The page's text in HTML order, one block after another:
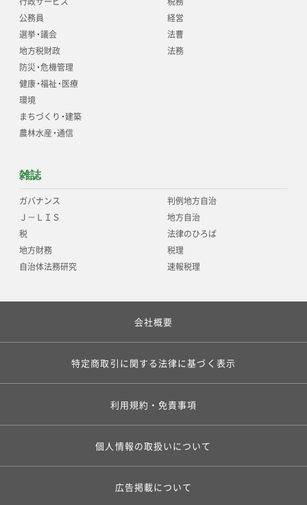
公務員
選挙・議会
地方税財政
防災・危機管理
健康・福祉・医療
環境
まちづくり・建築
農林水産・通信
経営
法曹
法務
雑誌
ガバナンス
Ｊ－ＬＩＳ
税
地方財務
自治体法務研究
判例地方自治
地方自治
法律のひろば
税理
速報税理
会社概要
特定商取引に関する法律に基づく表示
利用規約・免責事項
個人情報の取扱いについて
広告掲載について